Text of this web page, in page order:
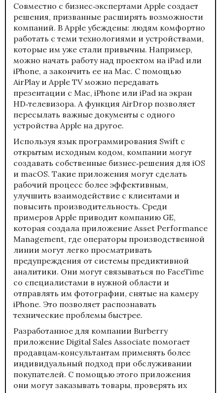
Совместно с бизнес‑экспертами Apple создает
решения, призванные расширять возможности
компаний. В Apple убеждены: людям комфортно
работать с теми технологиями и устройствами,
которые им уже стали привычны. Например,
можно начать работу над проектом на iPad или
iPhone, а закончить ее на Mac. С помощью
AirPlay и Apple TV можно передавать
презентации с Mac, iPhone или iPad на экран
HD‑телевизора. А функция AirDrop позволяет
пересылать важные документы с одного
устройства Apple на другое.
Используя язык программирования Swift с
открытым исходным кодом, компании могут
создавать собственные бизнес‑решения для iOS
и macOS. Такие приложения могут сделать
рабочий процесс более эффективным,
улучшить взаимодействие с клиентами и
повысить производительность. Среди
примеров Apple приводит компанию GE,
которая создала приложение Asset Performance
Management, где операторы производственной
линии могут легко просматривать
предупреждения от системы предиктивной
аналитики. Они могут связываться по FaceTime
со специалистами в нужной области и
отправлять им фотографии, снятые на камеру
iPhone. Это позволяет распознавать
технические проблемы быстрее.
Разработанное для компании Burberry
приложение Digital Sales Associate помогает
продавцам‑консультантам применять более
индивидуальный подход при обслуживании
покупателей. С помощью этого приложения
они могут заказывать товары, проверять их